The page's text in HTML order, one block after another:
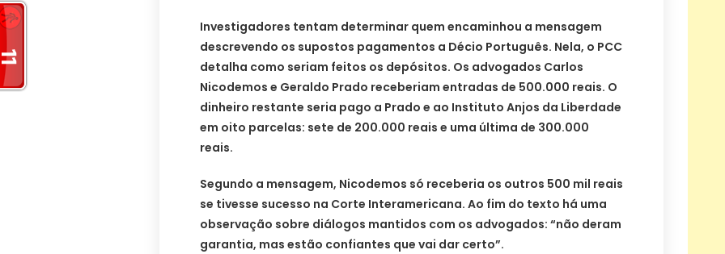
Investigadores tentam determinar quem encaminhou a mensagem
descrevendo os supostos pagamentos a Décio Português. Nela, o PCC
detalha como seriam feitos os depósitos. Os advogados Carlos
Nicodemos e Geraldo Prado receberiam entradas de 500.000 reais. O
dinheiro restante seria pago a Prado e ao Instituto Anjos da Liberdade
em oito parcelas: sete de 200.000 reais e uma última de 300.000
reais.
Segundo a mensagem, Nicodemos só receberia os outros 500 mil reais
se tivesse sucesso na Corte Interamericana. Ao fim do texto há uma
observação sobre diálogos mantidos com os advogados: “não deram
garantia, mas estão confiantes que vai dar certo”.